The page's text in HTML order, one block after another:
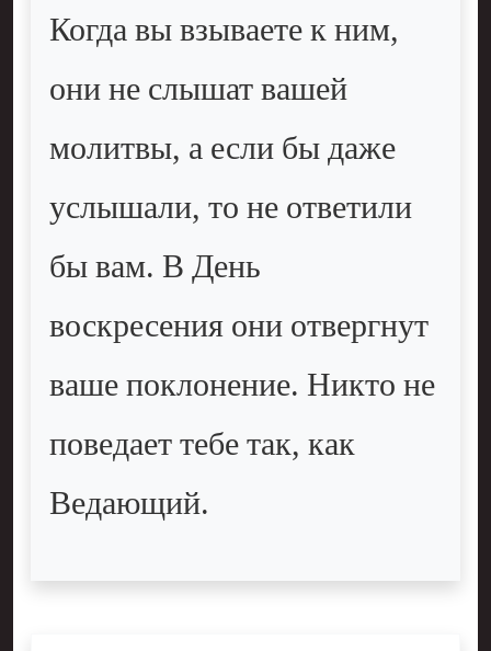
Когда вы взываете к ним,
они не слышат вашей
молитвы, а если бы даже
услышали, то не ответили
бы вам. В День
воскресения они отвергнут
ваше поклонение. Никто не
поведает тебе так, как
Ведающий.